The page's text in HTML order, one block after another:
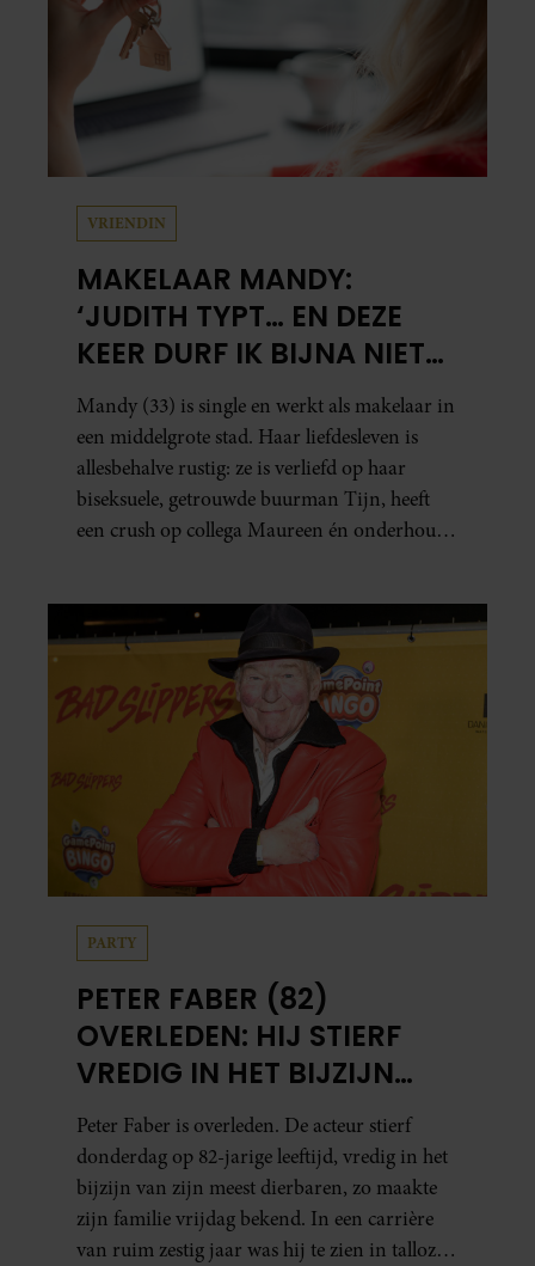
VRIENDIN
MAKELAAR MANDY:
‘JUDITH TYPT… EN DEZE
KEER DURF IK BIJNA NIET
TE LEZEN WAT ER KOMT’
Mandy (33) is single en werkt als makelaar in
een middelgrote stad. Haar liefdesleven is
allesbehalve rustig: ze is verliefd op haar
biseksuele, getrouwde buurman Tijn, heeft
een crush op collega Maureen én onderhoudt
PARTY
PETER FABER (82)
OVERLEDEN: HIJ STIERF
VREDIG IN HET BIJZIJN
VAN ZIJN MEEST
DIERBAREN
Peter Faber is overleden. De acteur stierf
donderdag op 82-jarige leeftijd, vredig in het
bijzijn van zijn meest dierbaren, zo maakte
zijn familie vrijdag bekend. In een carrière
van ruim zestig jaar was hij te zien in talloze